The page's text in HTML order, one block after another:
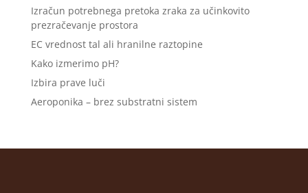
Izračun potrebnega pretoka zraka za učinkovito
prezračevanje prostora
EC vrednost tal ali hranilne raztopine
Kako izmerimo pH?
Izbira prave luči
Aeroponika – brez substratni sistem